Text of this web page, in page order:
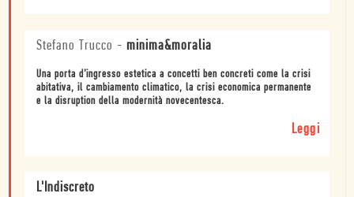
Stefano Trucco - minima&moralia
Una porta d’ingresso estetica a concetti ben concreti come la crisi
abitativa, il cambiamento climatico, la crisi economica permanente
e la disruption della modernità novecentesca.
Leggi
L'Indiscreto